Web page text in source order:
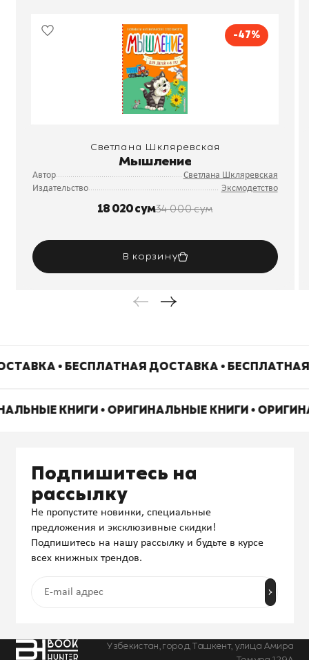
-47%
Светлана Шкляревская
Мышление
Автор
Светлана Шкляревская
Издательство
Эксмодетство
18 020 сум34 000 сум
В корзину
• БЕСПЛАТНАЯ ДОСТАВКА •
КНИГИ • ОРИГИНАЛЬНЫЕ КНИГИ •
Узбекистан, город Ташкент, улица Амира
Подпишитесь на
рассылку
Не пропустите новинки, специальные
предложения и эксклюзивные скидки!
Подпишитесь на нашу рассылку и будьте в курсе
всех книжных трендов.